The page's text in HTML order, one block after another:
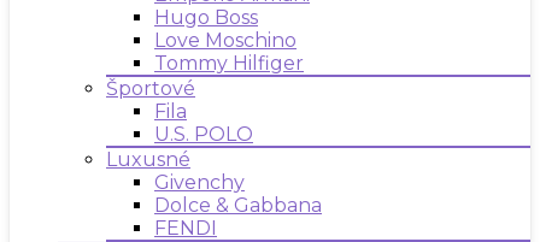
Hugo Boss
Love Moschino
Tommy Hilfiger
Športové
Fila
U.S. POLO
Luxusné
Givenchy
Dolce & Gabbana
FENDI